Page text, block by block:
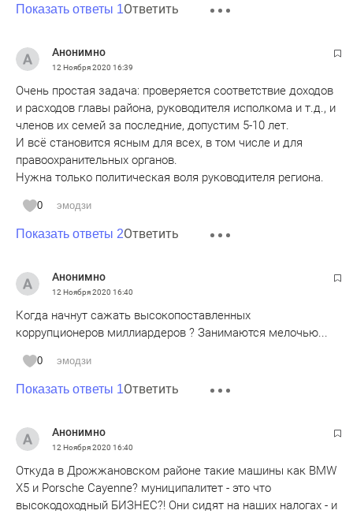
млрд руб. Рекорд продержался менее трех лет, все
Мелковато Татарстан, подумаешь глава сельсовета
курицу не задеклорировал
Показать ответы 1Ответить
Анонимно
12 Ноября 2020 16:39
Очень простая задача: проверяется соответствие доходов
и расходов главы района, руководителя исполкома и т.д., и
членов их семей за последние, допустим 5-10 лет.
И всё становится ясным для всех, в том числе и для
правоохранительных органов.
Нужна только политическая воля руководителя региона.
0 эмодзи
Показать ответы 2Ответить
Анонимно
12 Ноября 2020 16:40
Когда начнут сажать высокопоставленных
коррупционеров миллиардеров ? Занимаются мелочью...
0 эмодзи
Показать ответы 1Ответить
Анонимно
12 Ноября 2020 16:40
Откуда в Дрожжановском районе такие машины как BMW
X5 и Porsche Cayenne? муниципалитет - это что
высокодоходный БИЗНЕС?! Они сидят на наших налогах - и